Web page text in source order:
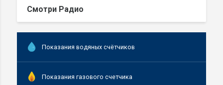
Смотри Радио
Показания водяных счётчиков
Показания газового счетчика